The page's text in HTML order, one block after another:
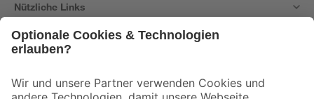
Nützliche Links
Der toom Newsletter: Keine Angebote und Aktionen mehr verpassen!